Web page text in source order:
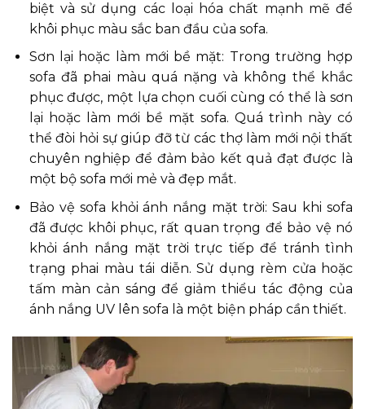
biệt và sử dụng các loại hóa chất mạnh mẽ để
khôi phục màu sắc ban đầu của sofa.
Sơn lại hoặc làm mới bề mặt: Trong trường hợp
sofa đã phai màu quá nặng và không thể khắc
phục được, một lựa chọn cuối cùng có thể là sơn
lại hoặc làm mới bề mặt sofa. Quá trình này có
thể đòi hỏi sự giúp đỡ từ các thợ làm mới nội thất
chuyên nghiệp để đảm bảo kết quả đạt được là
một bộ sofa mới mẻ và đẹp mắt.
Bảo vệ sofa khỏi ánh nắng mặt trời: Sau khi sofa
đã được khôi phục, rất quan trọng để bảo vệ nó
khỏi ánh nắng mặt trời trực tiếp để tránh tình
trạng phai màu tái diễn. Sử dụng rèm cửa hoặc
tấm màn cản sáng để giảm thiểu tác động của
ánh nắng UV lên sofa là một biện pháp cần thiết.